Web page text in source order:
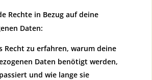
Rechte in Bezug auf deine
Daten:
Recht zu erfahren, warum deine
Daten benötigt werden,
und wie lange sie